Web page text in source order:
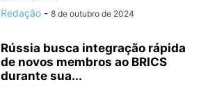
Redação - 8 de outubro de 2024
Rússia busca integração rápida
de novos membros ao BRICS
durante sua...